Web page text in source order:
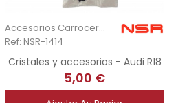
Accesorios Carrocería
Ref: NSR-1414
Cristales y accesorios - Audi R18
5,00 €